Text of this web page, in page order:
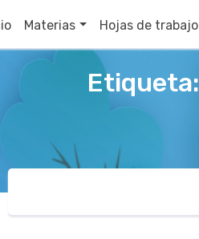
Materias Hojas de trabajo
Etiqueta: